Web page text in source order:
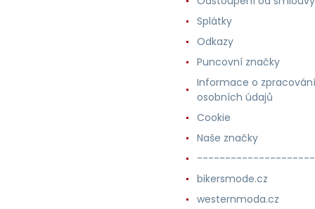
Splátky
Odkazy
Puncovní značky
Informace o zpracování
osobních údajů
Cookie
Naše značky
bikersmode.cz
westernmoda.cz